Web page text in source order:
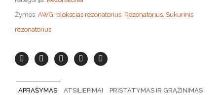
Žymos: AWG, plokscias rezonatorius, Rezonatorius, Sukurinis
rezonatorius
APRAŠYMAS ATSILIEPIMAI PRISTATYMAS IR GRĄŽINIMAS